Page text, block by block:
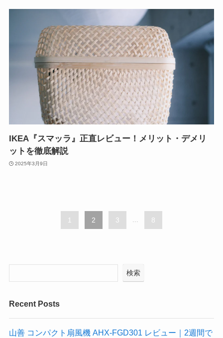
IKEA『スマッラ』正直レビュー！メリット・デメリ
ットを徹底解説
2025年3月9日
1 2 3 ... 8
検索
Recent Posts
山善 コンパクト扇風機 AHX-FGD301 レビュー｜2週間で